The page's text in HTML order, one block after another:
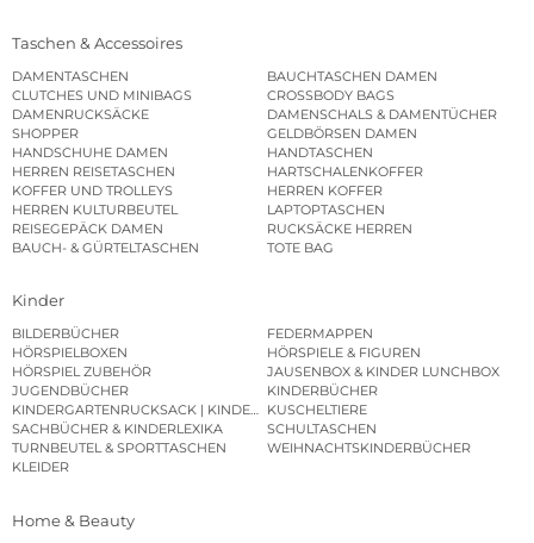
Taschen & Accessoires
DAMENTASCHEN
BAUCHTASCHEN DAMEN
CLUTCHES UND MINIBAGS
CROSSBODY BAGS
DAMENRUCKSÄCKE
DAMENSCHALS & DAMENTÜCHER
SHOPPER
GELDBÖRSEN DAMEN
HANDSCHUHE DAMEN
HANDTASCHEN
HERREN REISETASCHEN
HARTSCHALENKOFFER
KOFFER UND TROLLEYS
HERREN KOFFER
HERREN KULTURBEUTEL
LAPTOPTASCHEN
REISEGEPÄCK DAMEN
RUCKSÄCKE HERREN
BAUCH- & GÜRTELTASCHEN
TOTE BAG
Kinder
BILDERBÜCHER
FEDERMAPPEN
HÖRSPIELBOXEN
HÖRSPIELE & FIGUREN
HÖRSPIEL ZUBEHÖR
JAUSENBOX & KINDER LUNCHBOX
JUGENDBÜCHER
KINDERBÜCHER
KINDERGARTENRUCKSACK | KINDERGARTENBEUTEL
KUSCHELTIERE
SACHBÜCHER & KINDERLEXIKA
SCHULTASCHEN
TURNBEUTEL & SPORTTASCHEN
WEIHNACHTSKINDERBÜCHER
KLEIDER
Home & Beauty